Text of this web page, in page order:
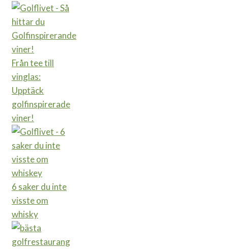
Från tee till
vinglas:
Upptäck
golfinspirerade
viner!
6 saker du inte
visste om
whisky